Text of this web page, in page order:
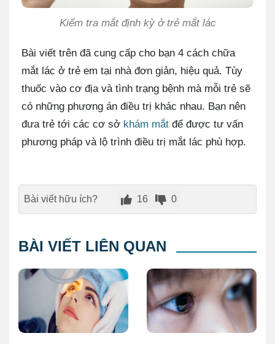
Kiểm tra mắt định kỳ ở trẻ mắt lác
Bài viết trên đã cung cấp cho bạn 4 cách chữa
mắt lác ở trẻ em tại nhà đơn giản, hiệu quả. Tùy
thuốc vào cơ địa và tình trạng bệnh mà mỗi trẻ sẽ
có những phương án điều trị khác nhau. Bạn nên
đưa trẻ tới các cơ sở khám mắt để được tư vấn
phương pháp và lộ trình điều trị mắt lác phù hợp.
Bài viết hữu ích? 16 0
BÀI VIẾT LIÊN QUAN